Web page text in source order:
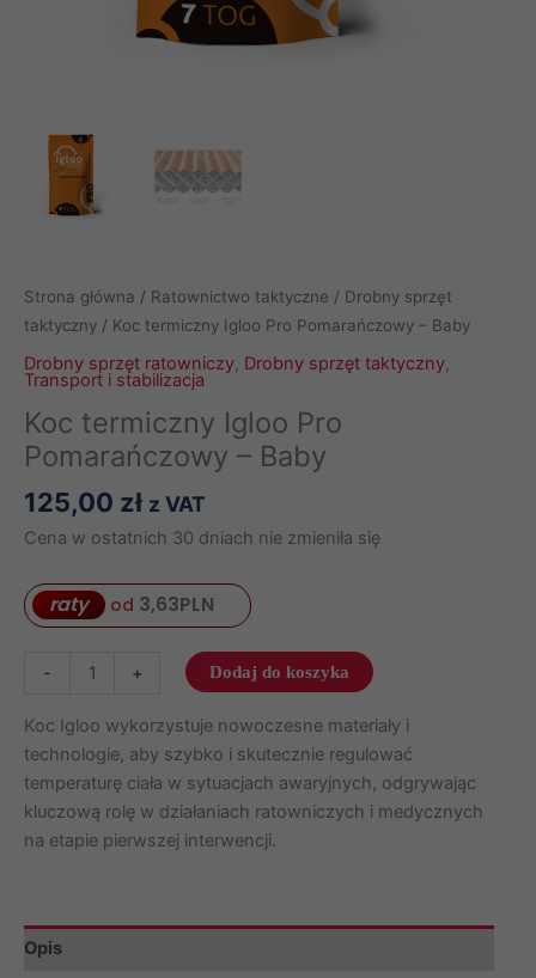
Strona główna / Ratownictwo taktyczne / Drobny sprzęt
taktyczny / Koc termiczny Igloo Pro Pomarańczowy – Baby
Drobny sprzęt ratowniczy, Drobny sprzęt taktyczny,
Transport i stabilizacja
Koc termiczny Igloo Pro
Pomarańczowy – Baby
125,00 zł z VAT
Cena w ostatnich 30 dniach nie zmieniła się
raty od 3,63PLN
-
termiczny
Igloo
Pro
Pomarańczowy
–
+ Dodaj do koszyka
Koc Igloo wykorzystuje nowoczesne materiały i
technologie, aby szybko i skutecznie regulować
temperaturę ciała w sytuacjach awaryjnych, odgrywając
kluczową rolę w działaniach ratowniczych i medycznych
na etapie pierwszej interwencji.
Opis